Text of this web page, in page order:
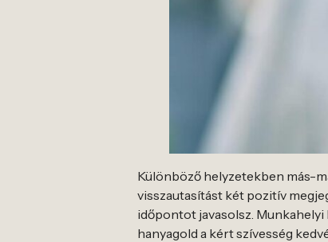
Különböző helyzetekben más-
visszautasítást két pozitív
időpontot javasolsz.
hanyagold a kért szívesség